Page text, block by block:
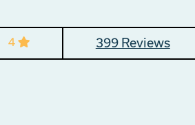
4 399 Reviews